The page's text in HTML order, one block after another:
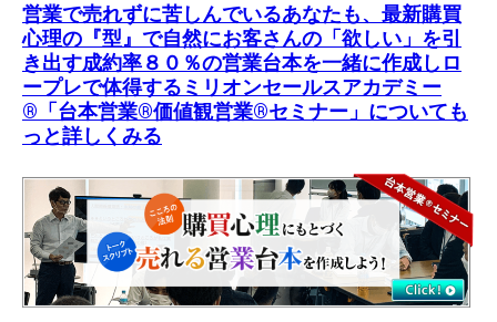
営業で売れずに苦しんでいるあなたも、最新購買
心理の『型』で自然にお客さんの「欲しい」を引
き出す成約率８０％の営業台本を一緒に作成しロ
ープレで体得する ミリオンセールスアカデミー
®「台本営業®価値観営業®︎セミナー」 についても
っと詳しくみる